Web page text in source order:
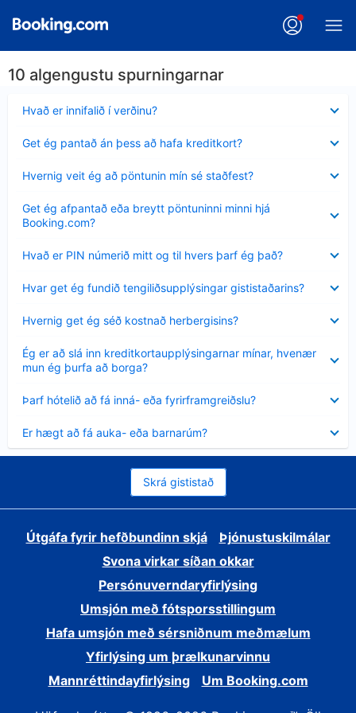
10 algengustu spurningarnar
Hvað er innifalið í verðinu?
sýnt
Get ég pantað án þess að hafa kreditkort?
sýnt
Hvernig veit ég að pöntunin mín sé staðfest?
sýnt
Get ég afpantað eða breytt pöntuninni minni hjá
Booking.com?
sýnt
Hvað er PIN númerið mitt og til hvers þarf ég það?
sýnt
Hvar get ég fundið tengiliðsupplýsingar gististaðarins?
sýnt
Hvernig get ég séð kostnað herbergisins?
sýnt
Ég er að slá inn kreditkortaupplýsingarnar mínar, hvenær
mun ég þurfa að borga?
Minna
sýnt
Þarf hótelið að fá inná- eða fyrirframgreiðslu?
sýnt
Er hægt að fá auka- eða barnarúm?
sýnt
Skrá gististað
Útgáfa fyrir hefðbundinn skjá
Þjónustuskilmálar
Svona virkar síðan okkar
Persónuverndaryfirlýsing
Umsjón með fótsporsstillingum
Hafa umsjón með sérsniðnum meðmælum
Yfirlýsing um þrælkunarvinnu
Mannréttindayfirlýsing
Um Booking.com